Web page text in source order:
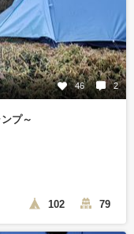
46 2
プ～
102 79